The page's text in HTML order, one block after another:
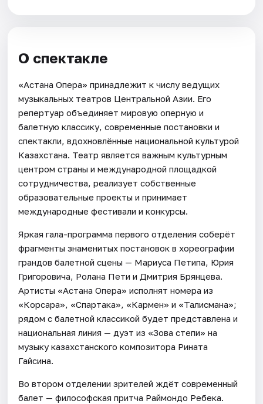
О спектакле
«Астана Опера» принадлежит к числу ведущих
музыкальных театров Центральной Азии. Его
репертуар объединяет мировую оперную и
балетную классику, современные постановки и
спектакли, вдохновлённые национальной культурой
Казахстана. Театр является важным культурным
центром страны и международной площадкой
сотрудничества, реализует собственные
образовательные проекты и принимает
международные фестивали и конкурсы.
Яркая гала-программа первого отделения соберёт
фрагменты знаменитых постановок в хореографии
грандов балетной сцены — Мариуса Петипа, Юрия
Григоровича, Ролана Пети и Дмитрия Брянцева.
Артисты «Астана Опера» исполнят номера из
«Корсара», «Спартака», «Кармен» и «Талисмана»;
рядом с балетной классикой будет представлена и
национальная линия — дуэт из «Зова степи» на
музыку казахстанского композитора Рината
Гайсина.
Во втором отделении зрителей ждёт современный
балет — философская притча Раймондо Ребека.